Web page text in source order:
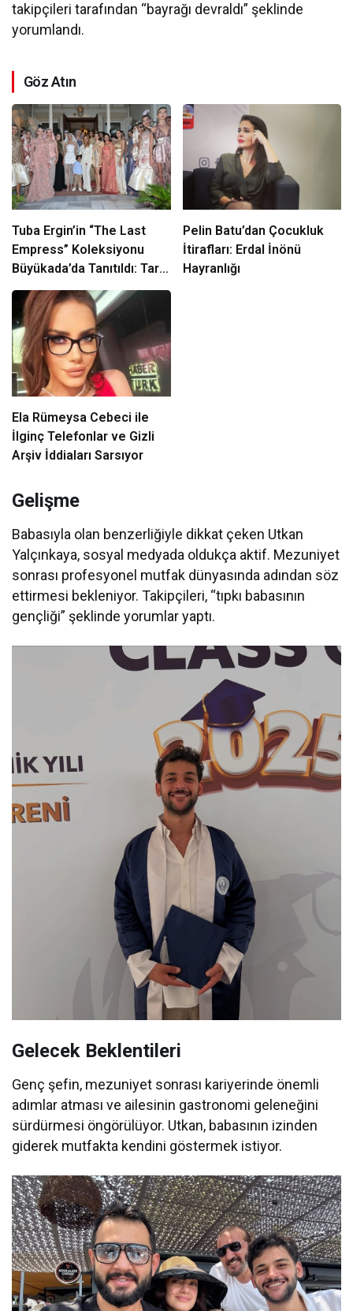
takipçileri tarafından “bayrağı devraldı” şeklinde
yorumlandı.
Göz Atın
Tuba Ergin’in “The Last
Empress” Koleksiyonu
Büyükada’da Tanıtıldı: Tarih
ve Zarafet Buluştu
Pelin Batu’dan Çocukluk
İtirafları: Erdal İnönü
Hayranlığı
Ela Rümeysa Cebeci ile
İlginç Telefonlar ve Gizli
Arşiv İddiaları Sarsıyor
Gelişme
Babasıyla olan benzerliğiyle dikkat çeken Utkan
Yalçınkaya, sosyal medyada oldukça aktif. Mezuniyet
sonrası profesyonel mutfak dünyasında adından söz
ettirmesi bekleniyor. Takipçileri, “tıpkı babasının
gençliği” şeklinde yorumlar yaptı.
Gelecek Beklentileri
Genç şefin, mezuniyet sonrası kariyerinde önemli
adımlar atması ve ailesinin gastronomi geleneğini
sürdürmesi öngörülüyor. Utkan, babasının izinden
giderek mutfakta kendini göstermek istiyor.